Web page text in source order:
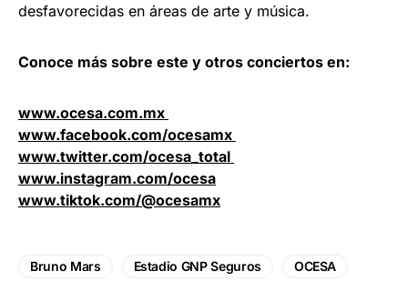
desfavorecidas en áreas de arte y música.
​​​​Conoce más sobre este y otros conciertos en:
www.ocesa.com.mx
www.facebook.com/ocesamx
www.twitter.com/ocesa_total
www.instagram.com/ocesa
​www.tiktok.com/@ocesamx
Bruno Mars Estadio GNP Seguros OCESA